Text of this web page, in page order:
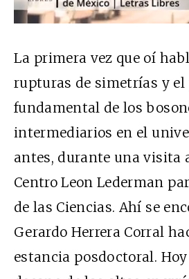
La primera vez que oí
rupturas de simetrías y el
fundamental de los
intermediarios en el
antes, durante una visita
Centro Leon Lederman
de las Ciencias. Ahí se
Gerardo Herrera Corral
estancia posdoctoral.